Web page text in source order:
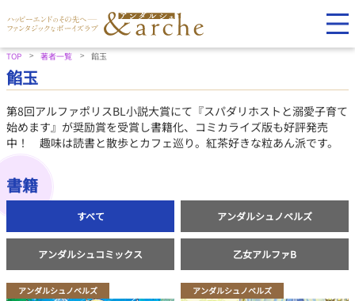
TOP 著者一覧 餡玉
餡玉
第8回アルファポリスBL小説大賞にて『スパダリホストと溺愛子育て
始めます』が奨励賞を受賞し書籍化、コミカライズ版も好評発売
中！ 趣味は読書と散歩とカフェ巡り。紅茶好きな粒あん派です。
書籍
すべて アンダルシュノベルズ
アンダルシュコミックス 乙女アルファB
アンダルシュノベルズ アンダルシュノベルズ